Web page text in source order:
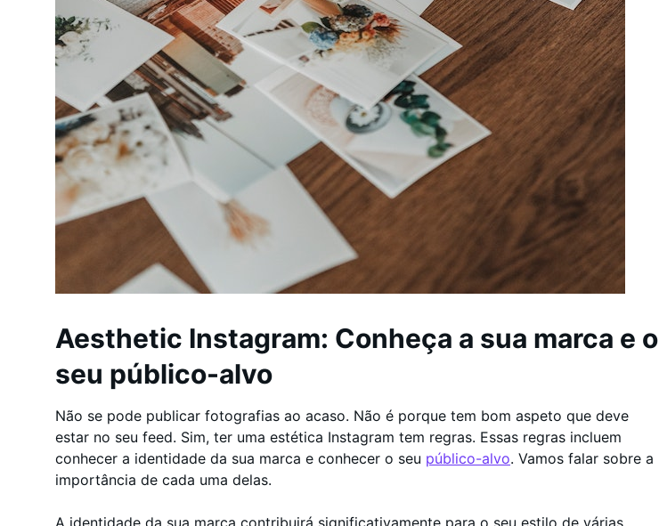
Aesthetic Instagram: Conheça a sua marca e o
seu público-alvo
Não se pode publicar fotografias ao acaso. Não é porque tem bom aspeto que deve
estar no seu feed. Sim, ter uma estética Instagram tem regras. Essas regras incluem
conhecer a identidade da sua marca e conhecer o seu público-alvo. Vamos falar sobre a
importância de cada uma delas.
A identidade da sua marca contribuirá significativamente para o seu estilo de várias